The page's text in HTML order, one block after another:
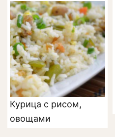
Курица с рисом,
овощами